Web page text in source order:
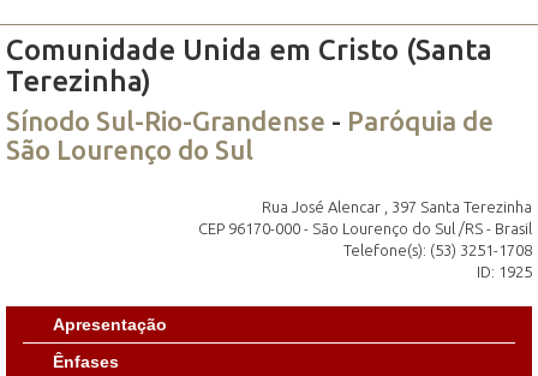
Comunidade Unida em Cristo (Santa
Terezinha)
Sínodo Sul-Rio-Grandense - Paróquia de
São Lourenço do Sul
Rua José Alencar , 397 Santa Terezinha
CEP 96170-000 - São Lourenço do Sul /RS - Brasil
Telefone(s): (53) 3251-1708
ID: 1925
Apresentação
Ênfases